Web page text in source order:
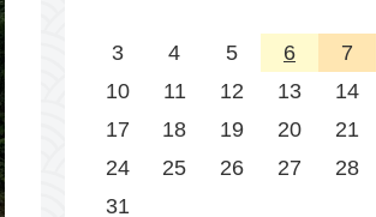
3
4 5 6 7
10
11 12 13 14
17
18 19 20 21
24
25 26 27 28
31